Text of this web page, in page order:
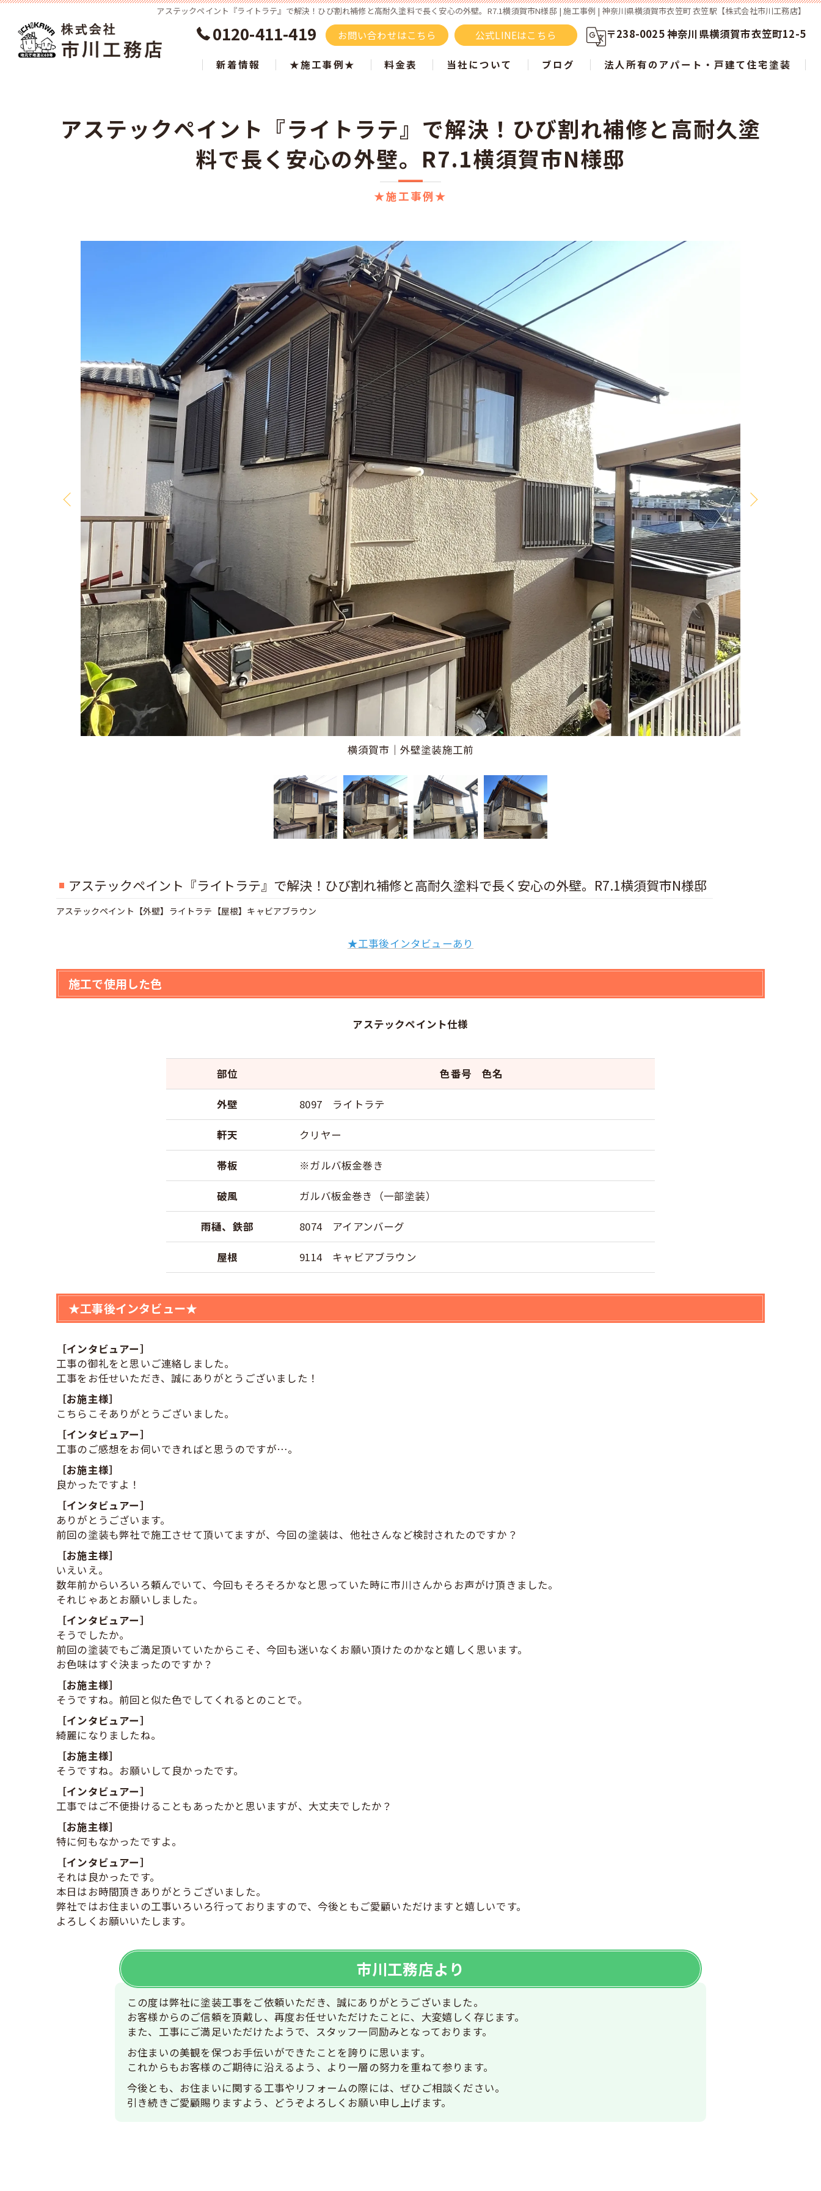
アステックペイント『ライトラテ』で解決！ひび割れ補修と高耐久塗料で長く安心の外壁。R7.1横須賀市N様邸 | 施工事例 | 神奈川県横須賀市衣笠町 衣笠駅【株式会社市川工務店】
0120-411-419 お問い合わせはこちら 公式LINEはこちら 〒238-0025 神奈川県横須賀市衣笠町12-5
新着情報 ★施工事例★
ツートン施工事例
白・ベージュ
黄・オレンジ
グリーン
クリヤー
赤・ピンク
パープル
料金表 当社について
タスペーサーはもういらない？ 屋根塗装の新常識を徹底解説
塗り替え
ブログ 法人所有のアパート・戸建て住宅塗装
★施工事例★
アステックペイント『ライトラテ』で解決！ひび割れ補修と高耐久塗
料で長く安心の外壁。R7.1横須賀市N様邸
横須賀市｜外壁塗装施工後
アステックペイント『ライトラテ』で解決！ひび割れ補修と高耐久塗料で長く安心の外壁。R7.1横須賀市N様邸
アステックペイント【外壁】ライトラテ【屋根】キャビアブラウン
★工事後インタビューあり
施工で使用した色
アステックペイント仕様
部位 色番号 色名
外壁 8097 ライトラテ
軒天 クリヤー
帯板 ※ガルバ板金巻き
破風 ガルバ板金巻き（一部塗装）
雨樋、鉄部 8074 アイアンバーグ
屋根 9114 キャビアブラウン
★工事後インタビュー★
［インタビュアー］
工事の御礼をと思いご連絡しました。
工事をお任せいただき、誠にありがとうございました！
［お施主様］
こちらこそありがとうございました。
［インタビュアー］
工事のご感想をお伺いできればと思うのですが…。
［お施主様］
良かったですよ！
［インタビュアー］
ありがとうございます。
前回の塗装も弊社で施工させて頂いてますが、今回の塗装は、他社さんなど検討されたのですか？
［お施主様］
いえいえ。
数年前からいろいろ頼んでいて、今回もそろそろかなと思っていた時に市川さんからお声がけ頂きました。
それじゃあとお願いしました。
［インタビュアー］
そうでしたか。
前回の塗装でもご満足頂いていたからこそ、今回も迷いなくお願い頂けたのかなと嬉しく思います。
お色味はすぐ決まったのですか？
［お施主様］
そうですね。前回と似た色でしてくれるとのことで。
［インタビュアー］
綺麗になりましたね。
［お施主様］
そうですね。お願いして良かったです。
［インタビュアー］
工事ではご不便掛けることもあったかと思いますが、大丈夫でしたか？
［お施主様］
特に何もなかったですよ。
［インタビュアー］
それは良かったです。
本日はお時間頂きありがとうございました。
弊社ではお住まいの工事いろいろ行っておりますので、今後ともご愛顧いただけますと嬉しいです。
よろしくお願いいたします。
市川工務店より
この度は弊社に塗装工事をご依頼いただき、誠にありがとうございました。
お客様からのご信頼を頂戴し、再度お任せいただけたことに、大変嬉しく存じます。
また、工事にご満足いただけたようで、スタッフ一同励みとなっております。
お住まいの美観を保つお手伝いができたことを誇りに思います。
これからもお客様のご期待に沿えるよう、より一層の努力を重ねて参ります。
今後とも、お住まいに関する工事やリフォームの際には、ぜひご相談ください。
引き続きご愛顧賜りますよう、どうぞよろしくお願い申し上げます。